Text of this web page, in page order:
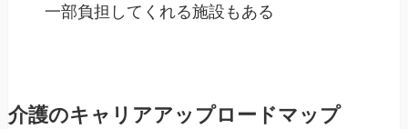
一部負担してくれる施設もある
介護のキャリアアップロードマップ